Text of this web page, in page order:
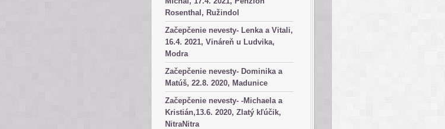
Rosenthal, Ružindol
Začepčenie nevesty- Lenka a Vitali,
16.4. 2021, Vináreň u Ludvika,
Modra
Začepčenie nevesty- Dominika a
Matúš, 22.8. 2020, Madunice
Začepčenie nevesty- -Michaela a
Kristián,13.6. 2020, Zlatý kľúčik,
NitraNitra